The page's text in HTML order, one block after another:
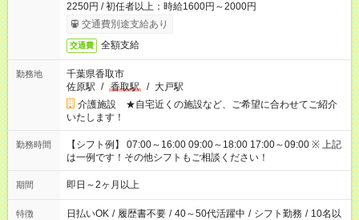
2250円 / 初任者以上：時給1600円～2000円
交通費別途支給あり
交通費 全額支給
勤務地
千葉県香取市
佐原駅 / 香取駅 / 大戸駅
介護施設 ★自宅近くの施設など、ご希望に合わせてご紹介
いたします！
勤務時間
【シフト例】 07:00～16:00 09:00～18:00 17:00～09:00 ※ 上記
は一例です！その他シフトもご相談ください！
期間 即日～2ヶ月以上
特徴 日払いOK / 履歴書不要 / 40～50代活躍中 / シフト勤務 / 10名以